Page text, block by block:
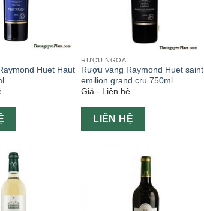
Huet Haut
RƯỢU NGOẠI
Rượu vang Raymond Huet saint
emilion grand cru 750ml
Giá - Liên hệ
LIÊN HỆ